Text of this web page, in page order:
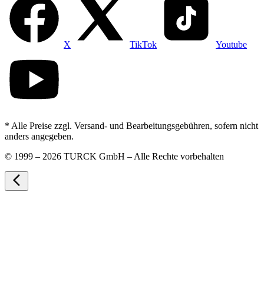
X TikTok Youtube
* Alle Preise zzgl. Versand- und Bearbeitungsgebühren, sofern nicht
anders angegeben.
© 1999 – 2026 TURCK GmbH – Alle Rechte vorbehalten
arrow_back_ios_new